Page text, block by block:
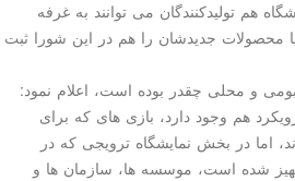
هم تولیدكنندگان می توانند به غرفه
محصولات جدیدشان را هم در این شورا ثبت
و محلی چقدر بوده است، اعلام نمود:
هم وجود دارد، بازی های كه برای
اما در بخش نمایشگاه ترویجی كه در
وسعت ۳ هزار مترمربع تجهیز شده است، موسسه ها، سازمان ها و